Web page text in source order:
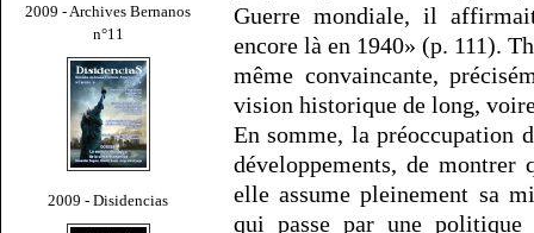
2009 - Archives Bernanos
n°11
2009 - Disidencias
Guerre mondiale, il
encore là en 1940» (p. 111).
même convaincante,
vision historique de long,
En somme, la préoccupation
développements, de montrer
elle assume pleinement sa
qui passe par une